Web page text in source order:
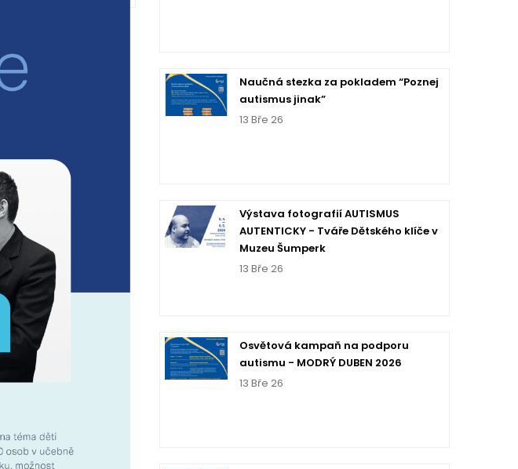
Naučná stezka za pokladem “Poznej
autismus jinak”
13 Bře 26
Výstava fotografií AUTISMUS
AUTENTICKY - Tváře Dětského klíče v
Muzeu Šumperk
13 Bře 26
Osvětová kampaň na podporu
autismu - MODRÝ DUBEN 2026
13 Bře 26